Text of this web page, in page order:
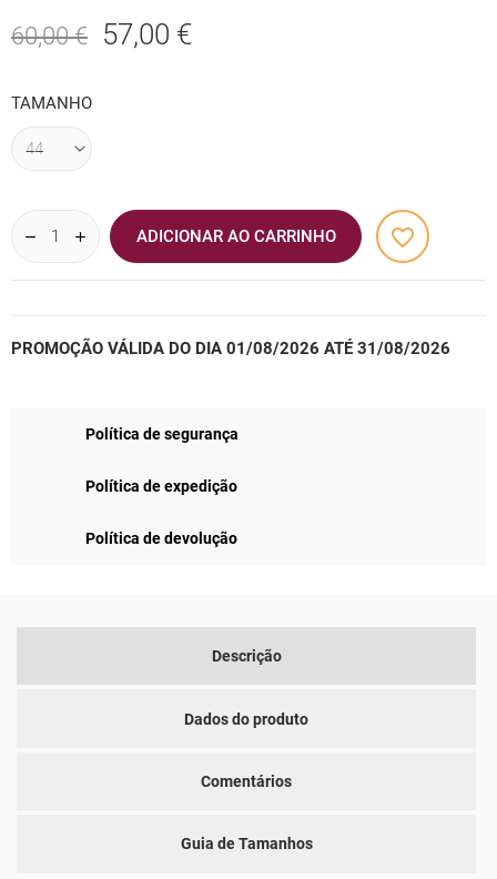
60,00 € 57,00 €
TAMANHO
ADICIONAR AO CARRINHO favorite_border
PROMOÇÃO VÁLIDA DO DIA 01/08/2026 ATÉ 31/08/2026
Política de segurança
Política de expedição
Política de devolução
Descrição
Dados do produto
Comentários
Guia de Tamanhos